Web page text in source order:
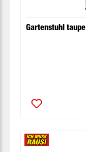
Gartenstuhl taupe